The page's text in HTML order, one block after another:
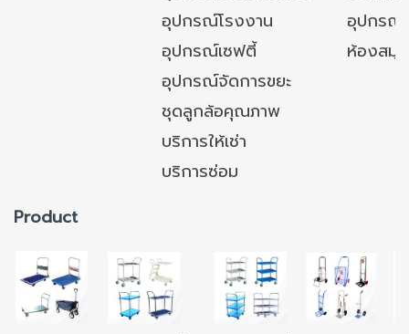
อุปกรณ์โรงงาน
อุปกรณ์
อุปกรณ์เซฟตี้
ห้องสมุ
อุปกรณ์จัดการขยะ
ชุดลูกล้อคุณภาพ
บริการให้เช่า
บริการซ่อม
Product